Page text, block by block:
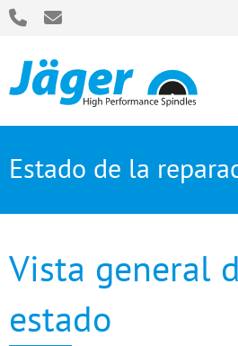
Estado de la
Vista general
estado